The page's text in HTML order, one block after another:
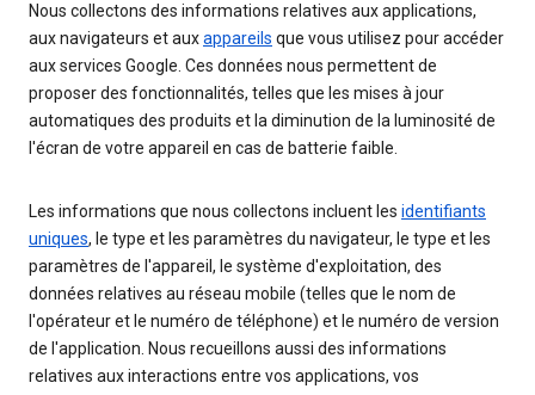
Nous collectons des informations relatives aux applications,
aux navigateurs et auxappareils que vous utilisez pour accéder
aux services Google. Ces données nous permettent de
proposer des fonctionnalités, telles que les mises à jour
automatiques des produits et la diminution de la luminosité de
l'écran de votre appareil en cas de batterie faible.
Les informations que nous collectons incluent les identifiants
uniques, le type et les paramètres du navigateur, le type et les
paramètres de l'appareil, le système d'exploitation, des
données relatives au réseau mobile (telles que le nom de
l'opérateur et le numéro de téléphone) et le numéro de version
de l'application. Nous recueillons aussi des informations
relatives aux interactions entre vos applications, vos